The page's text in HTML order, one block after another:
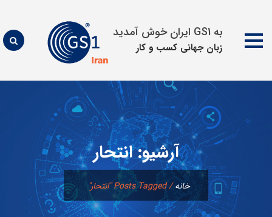
به GS1 ایران خوش آمدید
زبان جهانی كسب و كار
محتوا
آرشیو:انتحار
خانه/Posts Tagged "انتحار"